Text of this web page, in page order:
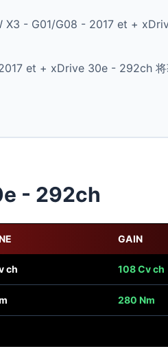
X3 - G01/G08 - 2017 et +
et + xDrive 30e - 292ch 将
- 292ch
GAIN
ch 108 Cv ch
280 Nm